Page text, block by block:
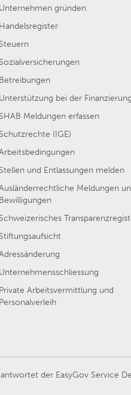
Unternehmen gründen
Handelsregister
Steuern
Sozialversicherungen
Betreibungen
Unterstützung bei der Finanzierung
SHAB Meldungen erfassen
Schutzrechte (IGE)
Stellen und Entlassungen melden
Meldungen
Bewilligungen
Schweizerisches
Stiftungsaufsicht
Unternehmensschliessung
Private Arbeitsvermittlung und
Personalverleih
der EasyGov Service